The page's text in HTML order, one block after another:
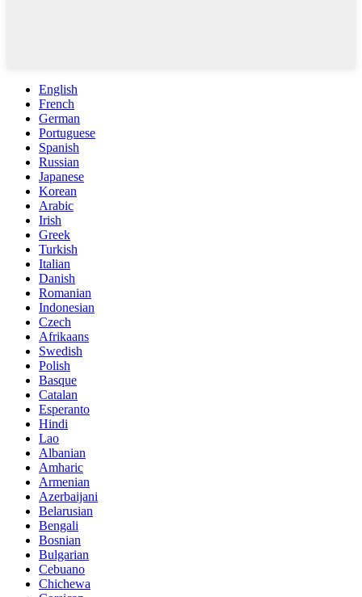
English
French
German
Portuguese
Spanish
Russian
Japanese
Korean
Arabic
Irish
Greek
Turkish
Italian
Danish
Romanian
Indonesian
Czech
Afrikaans
Swedish
Polish
Basque
Catalan
Esperanto
Hindi
Lao
Albanian
Amharic
Armenian
Azerbaijani
Belarusian
Bengali
Bosnian
Bulgarian
Cebuano
Chichewa